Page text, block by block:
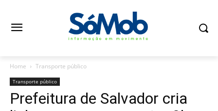
Home Transporte público
Transporte público
Prefeitura de Salvador cria